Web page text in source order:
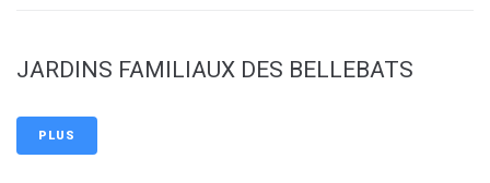
JARDINS FAMILIAUX DES BELLEBATS
PLUS